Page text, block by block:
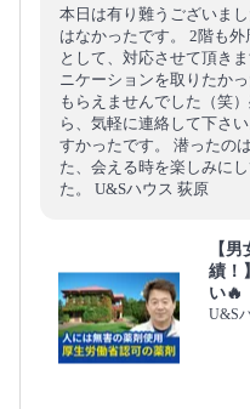
本日は有り難うございま
はなかったです。 2階も
として、対応させて頂き
ニケーションを取りたか
もらえませんでした（笑
ら、気軽に連絡して下さ
すかったです。 潜ったの
た、会える時を楽しみに
た。 U&Sハウス 荻原
【
績！
い🔥
U&S